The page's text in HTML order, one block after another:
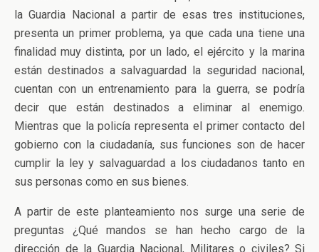
la Guardia Nacional a partir de esas tres instituciones,
presenta un primer problema, ya que cada una tiene una
finalidad muy distinta, por un lado, el ejército y la marina
están destinados a salvaguardad la seguridad nacional,
cuentan con un entrenamiento para la guerra, se podría
decir que están destinados a eliminar al enemigo.
Mientras que la policía representa el primer contacto del
gobierno con la ciudadanía, sus funciones son de hacer
cumplir la ley y salvaguardad a los ciudadanos tanto en
sus personas como en sus bienes.
A partir de este planteamiento nos surge una serie de
preguntas ¿Qué mandos se han hecho cargo de la
dirección de la Guardia Nacional, Militares o civiles? Si